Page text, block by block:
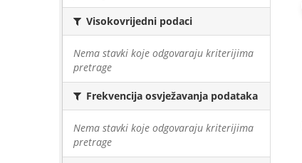
Visokovrijedni podaci
Nema stavki koje odgovaraju kriterijima
pretrage
Frekvencija osvježavanja podataka
Nema stavki koje odgovaraju kriterijima
pretrage